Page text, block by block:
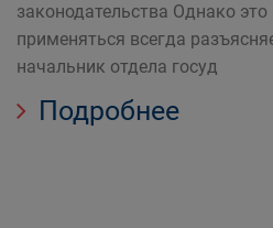
законодательства Однако
применяться всегда
начальник отдела госуд
Подробнее